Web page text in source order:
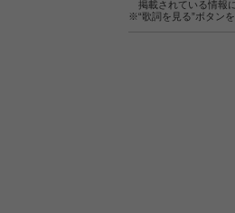
掲載されている情報
※“歌詞を見る”ボタン